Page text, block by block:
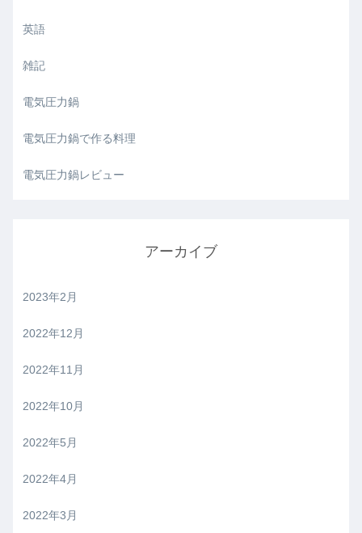
英語
雑記
電気圧力鍋
電気圧力鍋で作る料理
電気圧力鍋レビュー
アーカイブ
2023年2月
2022年12月
2022年11月
2022年10月
2022年5月
2022年4月
2022年3月